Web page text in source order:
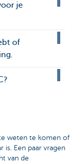
je
of
weten te komen of
is. Een paar vragen
van de